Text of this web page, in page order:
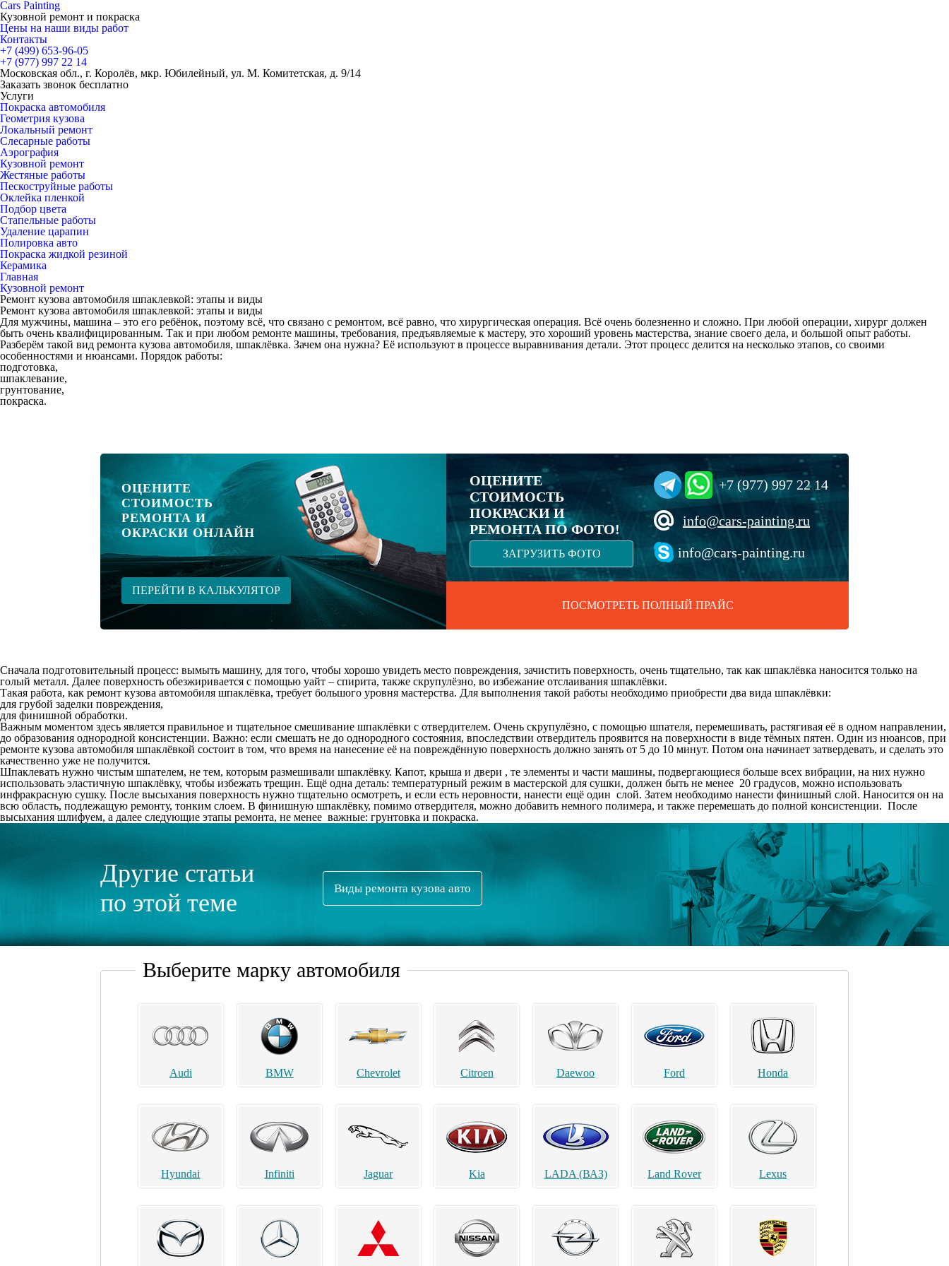
Cars Painting
Кузовной ремонт и покраска
Цены на наши виды работ
Контакты
+7 (499) 653-96-05
+7 (977) 997 22 14
Московская обл., г. Королёв, мкр. Юбилейный, ул. М. Комитетская, д. 9/14
Заказать звонок бесплатно
Услуги
Покраска автомобиля
Геометрия кузова
Локальный ремонт
Слесарные работы
Аэрография
Кузовной ремонт
Жестяные работы
Пескоструйные работы
Оклейка пленкой
Подбор цвета
Стапельные работы
Удаление царапин
Полировка авто
Покраска жидкой резиной
Керамика
Главная
Кузовной ремонт
Ремонт кузова автомобиля шпаклевкой: этапы и виды
Ремонт кузова автомобиля шпаклевкой: этапы и виды
Для мужчины, машина – это его ребёнок, поэтому всё, что связано с ремонтом, всё равно, что хирургическая операция. Всё очень болезненно и сложно. При любой операции, хирург должен
быть очень квалифицированным. Так и при любом ремонте машины, требования, предъявляемые к мастеру, это хороший уровень мастерства, знание своего дела, и большой опыт работы.
Разберём такой вид ремонта кузова автомобиля, шпаклёвка. Зачем она нужна? Её используют в процессе выравнивания детали. Этот процесс делится на несколько этапов, со своими
особенностями и нюансами. Порядок работы:
подготовка,
шпаклевание,
грунтование,
покраска.
ОЦЕНИТЕ
СТОИМОСТЬ
РЕМОНТА И
ОКРАСКИ ОНЛАЙН
ПЕРЕЙТИ В КАЛЬКУЛЯТОР
ОЦЕНИТЕ
СТОИМОСТЬ
ПОКРАСКИ И
РЕМОНТА ПО ФОТО!
ЗАГРУЗИТЬ ФОТО
+7 (977) 997 22 14
info@cars-painting.ru
info@cars-painting.ru
ПОСМОТРЕТЬ ПОЛНЫЙ ПРАЙС
Сначала подготовительный процесс: вымыть машину, для того, чтобы хорошо увидеть место повреждения, зачистить поверхность, очень тщательно, так как шпаклёвка наносится только на
голый металл. Далее поверхность обезжиривается с помощью уайт – спирита, также скрупулёзно, во избежание отслаивания шпаклёвки.
Такая работа, как ремонт кузова автомобиля шпаклёвка, требует большого уровня мастерства. Для выполнения такой работы необходимо приобрести два вида шпаклёвки:
для грубой заделки повреждения,
для финишной обработки.
Важным моментом здесь является правильное и тщательное смешивание шпаклёвки с отвердителем. Очень скрупулёзно, с помощью шпателя, перемешивать, растягивая её в одном направлении,
до образования однородной консистенции. Важно: если смешать не до однородного состояния, впоследствии отвердитель проявится на поверхности в виде тёмных пятен. Один из нюансов, при
ремонте кузова автомобиля шпаклёвкой состоит в том, что время на нанесение её на повреждённую поверхность должно занять от 5 до 10 минут. Потом она начинает затвердевать, и сделать это
качественно уже не получится.
Шпаклевать нужно чистым шпателем, не тем, которым размешивали шпаклёвку. Капот, крыша и двери , те элементы и части машины, подвергающиеся больше всех вибрации, на них нужно
использовать эластичную шпаклёвку, чтобы избежать трещин. Ещё одна деталь: температурный режим в мастерской для сушки, должен быть не менее 20 градусов, можно использовать
инфракрасную сушку. После высыхания поверхность нужно тщательно осмотреть, и если есть неровности, нанести ещё один слой. Затем необходимо нанести финишный слой. Наносится он на
всю область, подлежащую ремонту, тонким слоем. В финишную шпаклёвку, помимо отвердителя, можно добавить немного полимера, и также перемешать до полной консистенции. После
высыхания шлифуем, а далее следующие этапы ремонта, не менее важные: грунтовка и покраска.
Другие статьи
по этой теме
Виды ремонта кузова авто
Выберите марку автомобиля
Audi BMW Chevrolet Citroen Daewoo Ford Honda
Hyundai Infiniti Jaguar Kia LADA (ВАЗ) Land Rover Lexus